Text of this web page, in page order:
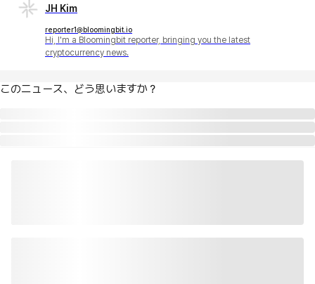
JH Kim
reporter1@bloomingbit.io
Hi, I'm a Bloomingbit reporter, bringing you the latest
cryptocurrency news.
このニュース、どう思いますか？